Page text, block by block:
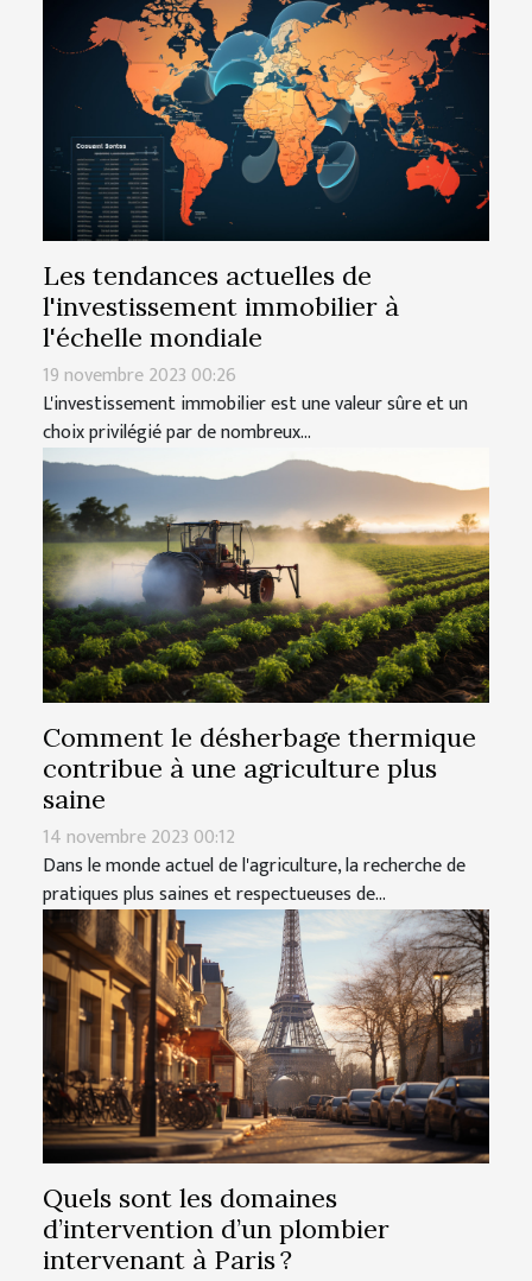
Les tendances actuelles de
l'investissement immobilier à
l'échelle mondiale
19 novembre 2023 00:26
L'investissement immobilier est une valeur sûre et un
choix privilégié par de nombreux...
Comment le désherbage thermique
contribue à une agriculture plus
saine
14 novembre 2023 00:12
Dans le monde actuel de l'agriculture, la recherche de
pratiques plus saines et respectueuses de...
Quels sont les domaines
d’intervention d’un plombier
intervenant à Paris ?